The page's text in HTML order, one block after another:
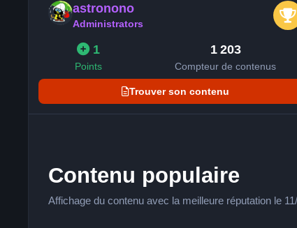
astronono
Administrators
1
Points
1 203
Compteur de contenus
Trouver son contenu
Contenu populaire
Affichage du contenu avec la meilleure réputation le